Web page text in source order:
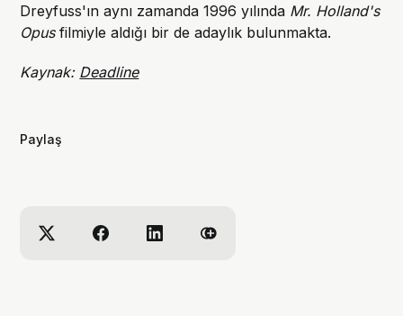
Dreyfuss'ın aynı zamanda 1996 yılında Mr. Holland's
Opusfilmiyle aldığı bir de adaylık bulunmakta.
Kaynak: Deadline
Paylaş